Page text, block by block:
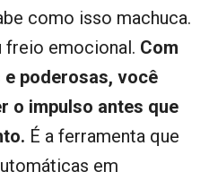
como isso machuca.
freio emocional. Com
poderosas, você
o impulso antes que
É a ferramenta que
em